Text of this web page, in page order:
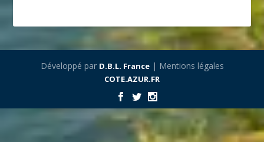
Développé par D.B.L. France| Mentions légales
COTE.AZUR.FR